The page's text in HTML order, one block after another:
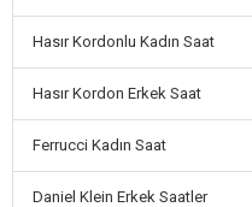
Hasır Kordonlu Kadın Saat
Hasır Kordon Erkek Saat
Ferrucci Kadın Saat
Daniel Klein Erkek Saatler